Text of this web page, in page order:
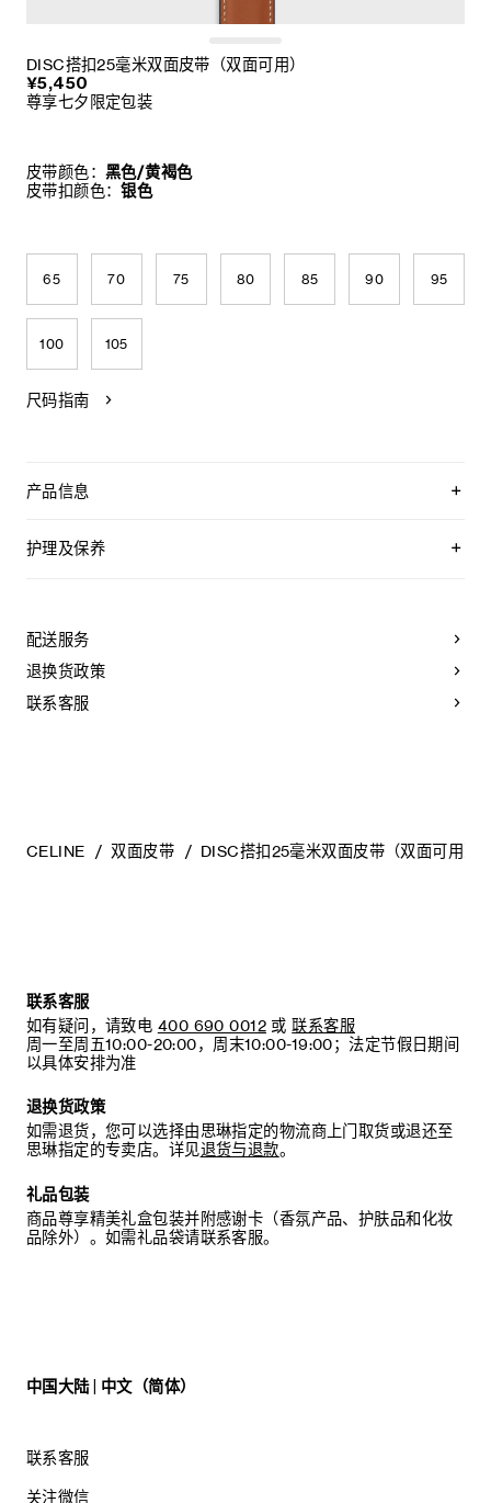
DISC搭扣25毫米双面皮带（双面可用）
¥5,450
尊享七夕限定包装
皮带颜色：黑色/黄褐色
皮带扣颜色：银色
65 70 75 80 85 90 95
100 105
尺码指南
产品信息
附赠2个皮革环，配合不同面使用
宽度：1英寸（2.5厘米）
金属
银色饰面
宽度：1英寸（2.5厘米）
护理及保养
为长期保持皮带美观，请您遵循以下建议：
- 避免接触水、油、香水和化妆品。如果不小心沾湿了皮带，请
使用柔软的浅色布轻轻擦拭，吸干残留液体。
- 请勿将本产品长时间暴露在高温或强光照射之下。
配送服务
退换货政策
联系客服
CELINE 双面皮带 DISC搭扣25毫米双面皮带（双面可用）
联系客服
如有疑问，请致电 400 690 0012 或 联系客服
周一至周五10:00-20:00，周末10:00-19:00；法定节假日期间
以具体安排为准
退换货政策
如需退货，您可以选择由思琳指定的物流商上门取货或退还至
思琳指定的专卖店。详见退货与退款。
礼品包装
商品尊享精美礼盒包装并附感谢卡（香氛产品、护肤品和化妆
品除外）。如需礼品袋请联系客服。
中国大陆 | 中文（简体）
联系客服
关注微信